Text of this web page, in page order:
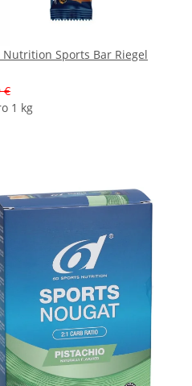
Nutrition Sports Bar Riegel
€
1 kg